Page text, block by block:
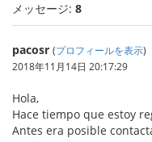
メッセージ: 8
pacosr (プロフィールを表示)
2018年11月14日 20:17:29
Hola,
Hace tiempo que estoy
Antes era posible